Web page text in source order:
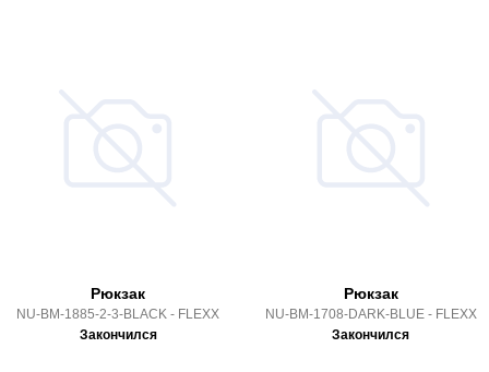
Рюкзак
NU-BM-1885-2-3-BLACK - FLEXX
Закончился
Рюкзак
NU-BM-1708-DARK-BLUE - FLEXX
Закончился